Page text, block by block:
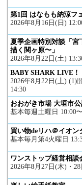
第1回 はなもも納涼フ
2026年8月16日(日)
夏季企画特別対談「宮
描く関ヶ原〜」
2026年8月22日(土)
BABY SHARK LIVE！
2026年8月22日(土) (1)
14:30
おおがき市場 大垣市
基本毎週土曜日 10:00
買い物deリハ＠イオン
基本毎月第4火曜日
ワンストップ経営相談
2026年8月27日(木)・